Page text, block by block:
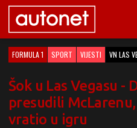
FORMULA 1 SPORT VIJESTI VN LAS
Šok u Las Vegasu -
presudili
vratio u igru